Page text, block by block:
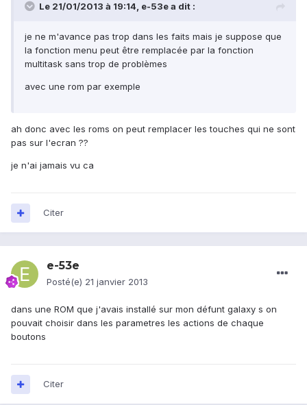
Le 21/01/2013 à 19:14, e-53e a dit :
je ne m'avance pas trop dans les faits mais je suppose que
la fonction menu peut être remplacée par la fonction
multitask sans trop de problèmes
avec une rom par exemple
ah donc avec les roms on peut remplacer les touches qui ne sont
pas sur l'ecran ??
je n'ai jamais vu ca
Citer
e-53e
Posté(e) 21 janvier 2013
dans une ROM que j'avais installé sur mon défunt galaxy s on
pouvait choisir dans les parametres les actions de chaque
boutons
Citer